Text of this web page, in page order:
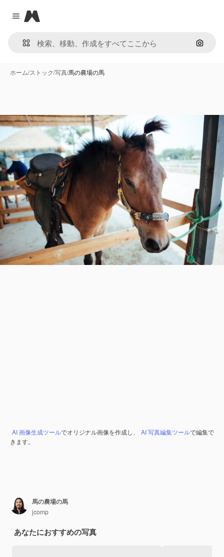
Close menu
Magnific
画像で
ホーム/ストック/写真/馬の農場の馬
AI 画像生成ツールでオリジナル画像を作成し、 AI 写真編集ツールで編集で
きます。
馬の農場の馬
jcomp
あなたにおすすめの写真